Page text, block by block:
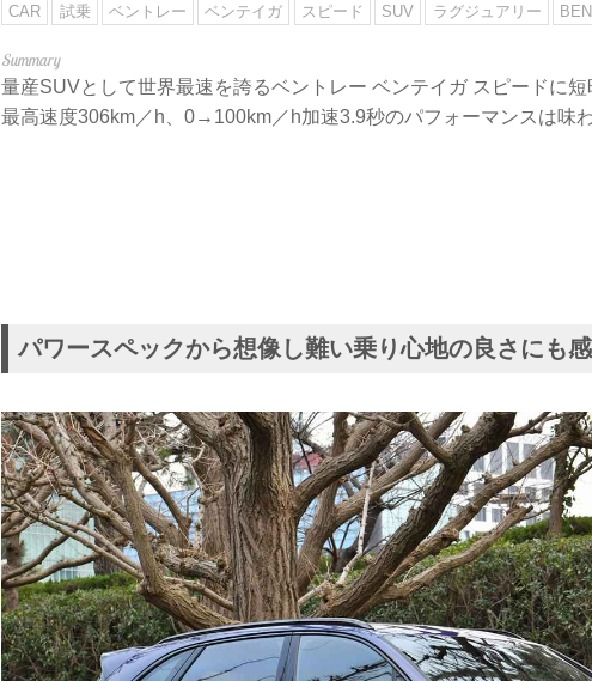
CAR 試乗 ベントレー ベンテイガ スピード SUV ラグジュアリー
量産SUVとして世界最速を誇るベントレー ベンテイガ スピードに短
最高速度306km／h、0→100km／h加速3.9秒のパフォーマンスは味わ
パワースペックから想像し難い乗り心地の良さにも